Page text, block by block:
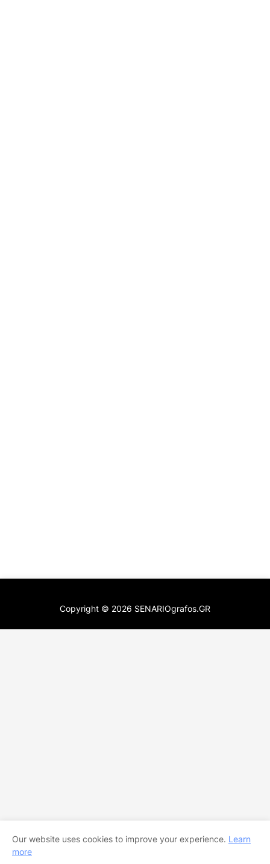
Copyright © 2026 SENARIOgrafos.GR
Our website uses cookies to improve your experience. Learn
more